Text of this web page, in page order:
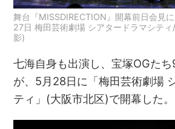
舞台『MISSDIRECTION』開幕前日会見
27日 梅田芸術劇場 シアタードラマシテ
影)
七海自身も出演し、宝塚OGた
が、5月28日に「梅田芸術劇場
ティ」(大阪市北区)で開幕した。